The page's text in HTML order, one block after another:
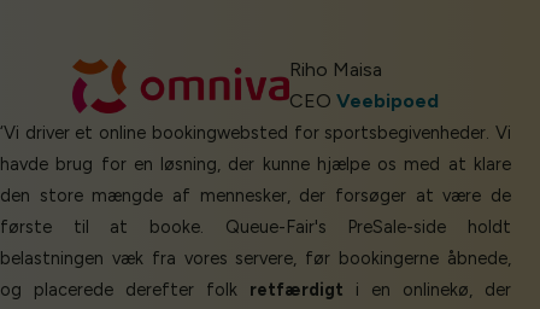
Riho Maisa
CEO Veebipoed
‘Vi driver et online bookingwebsted for sportsbegivenheder. Vi
havde brug for en løsning, der kunne hjælpe os med at klare
den store mængde af mennesker, der forsøger at være de
første til at booke. Queue-Fair's PreSale-side holdt
belastningen væk fra vores servere, før bookingerne åbnede,
og placerede derefter folk retfærdigt i en onlinekø, der